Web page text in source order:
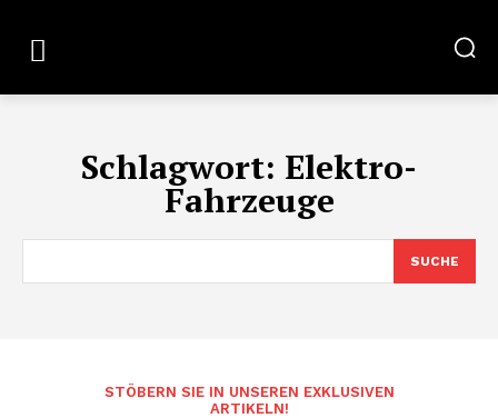
Schlagwort: Elektro-
Fahrzeuge
SUCHE
STÖBERN SIE IN UNSEREN EXKLUSIVEN
ARTIKELN!